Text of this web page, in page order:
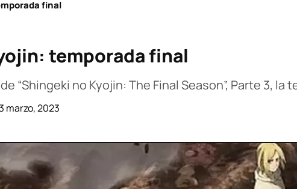
final
temporada final
“Shingeki no Kyojin: The Final Season”, Parte 3, la
marzo, 2023